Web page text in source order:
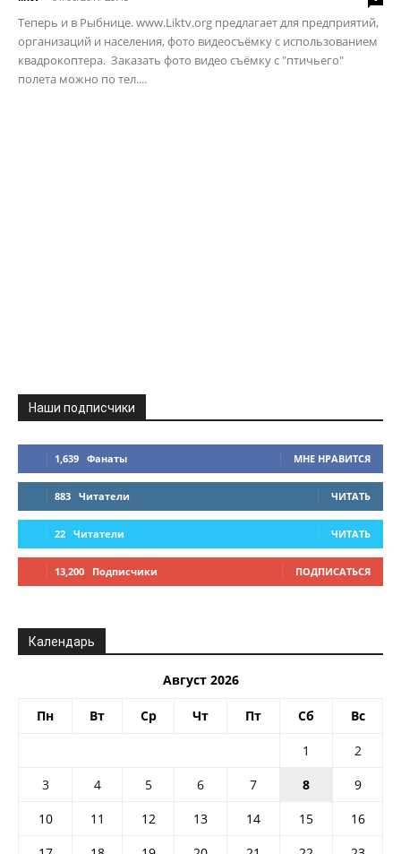
Теперь и в Рыбнице. www.Liktv.org предлагает для предприятий,
организаций и населения, фото видеосъёмку с использованием
квадрокоптера. Заказать фото видео съёмку с "птичьего"
полета можно по тел....
Наши подписчики
1,639 Фанаты МНЕ НРАВИТСЯ
883 Читатели ЧИТАТЬ
22 Читатели ЧИТАТЬ
13,200 Подписчики ПОДПИСАТЬСЯ
Календарь
Август 2026
Пн Вт Ср Чт Пт Сб Вс
1
2
3
4 5 6 7 8
9
10
11 12 13 14 15
16